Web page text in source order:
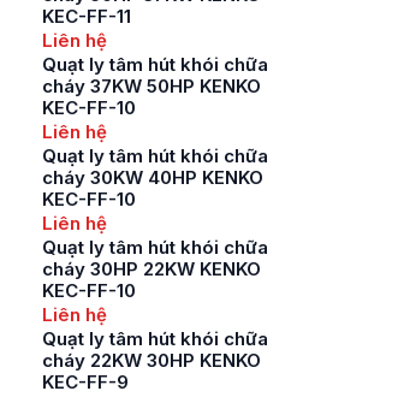
KEC-FF-11
Liên hệ
Quạt ly tâm hút khói chữa
cháy 37KW 50HP KENKO
KEC-FF-10
Liên hệ
Quạt ly tâm hút khói chữa
cháy 30KW 40HP KENKO
KEC-FF-10
Liên hệ
Quạt ly tâm hút khói chữa
cháy 30HP 22KW KENKO
KEC-FF-10
Liên hệ
Quạt ly tâm hút khói chữa
cháy 22KW 30HP KENKO
KEC-FF-9